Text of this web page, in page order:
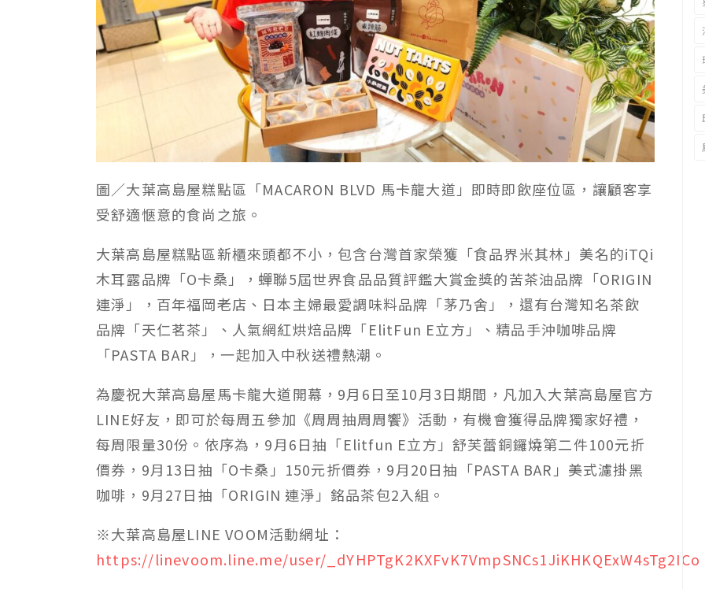
圖／大葉高島屋糕點區「MACARON BLVD 馬卡龍大道」即時即飲座位區，讓顧客享
受舒適愜意的食尚之旅。
大葉高島屋糕點區新櫃來頭都不小，包含台灣首家榮獲「食品界米其林」美名的iTQi
木耳露品牌「O卡桑」，蟬聯5屆世界食品品質評鑑大賞金獎的苦茶油品牌「ORIGIN
連淨」，百年福岡老店、日本主婦最愛調味料品牌「茅乃舍」，還有台灣知名茶飲
品牌「天仁茗茶」、人氣網紅烘焙品牌「ElitFun E立方」、精品手沖咖啡品牌
「PASTA BAR」，一起加入中秋送禮熱潮。
為慶祝大葉高島屋馬卡龍大道開幕，9月6日至10月3日期間，凡加入大葉高島屋官方
LINE好友，即可於每周五參加《周周抽周周饗》活動，有機會獲得品牌獨家好禮，
每周限量30份。依序為，9月6日抽「Elitfun E立方」舒芙蕾銅鑼燒第二件100元折
價券，9月13日抽「O卡桑」150元折價券，9月20日抽「PASTA BAR」美式濾掛黑
咖啡，9月27日抽「ORIGIN 連淨」銘品茶包2入組。
※大葉高島屋LINE VOOM活動網址：
https://linevoom.line.me/user/_dYHPTgK2KXFvK7VmpSNCs1JiKHKQExW4sTg2ICo